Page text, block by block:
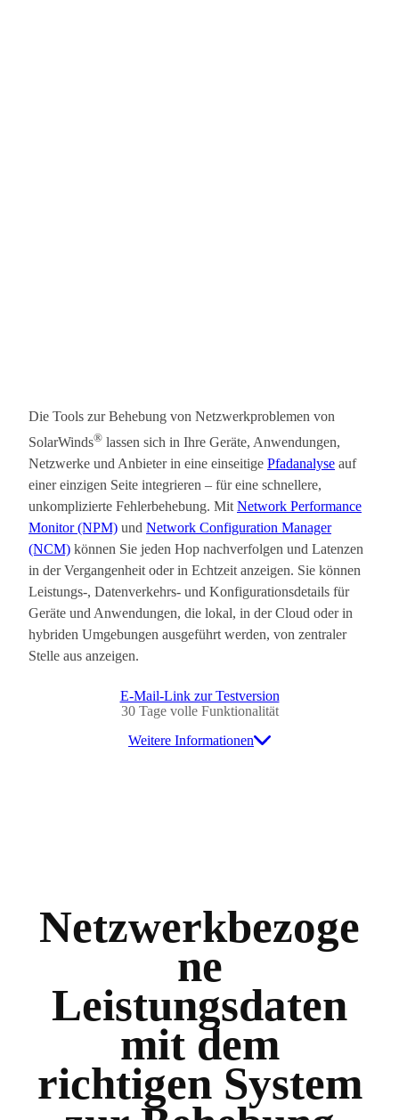
Die Tools zur Behebung von Netzwerkproblemen von
SolarWinds® lassen sich in Ihre Geräte, Anwendungen,
Netzwerke und Anbieter in eine einseitige Pfadanalyse auf
einer einzigen Seite integrieren – für eine schnellere,
unkomplizierte Fehlerbehebung. MitNetwork Performance
Monitor (NPM) und Network Configuration Manager
(NCM) können Sie jeden Hop nachverfolgen und Latenzen
in der Vergangenheit oder in Echtzeit anzeigen. Sie können
Leistungs-, Datenverkehrs- und Konfigurationsdetails für
Geräte und Anwendungen, die lokal, in der Cloud oder in
hybriden Umgebungen ausgeführt werden, von zentraler
Stelle aus anzeigen.
E-Mail-Link zur Testversion
30 Tage volle Funktionalität
Weitere Informationen
Netzwerkbezoge
ne
Leistungsdaten
mit dem
richtigen System